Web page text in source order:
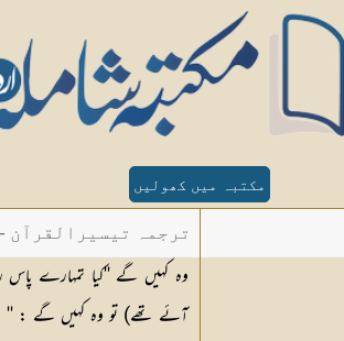
مکتبہ میں کھولیں
ترجمہ تیسیرالقرآن -
وہ کہیں گے ''کیا تمہارے پاس
آئے تھے) تو وہ کہیں گے : ''